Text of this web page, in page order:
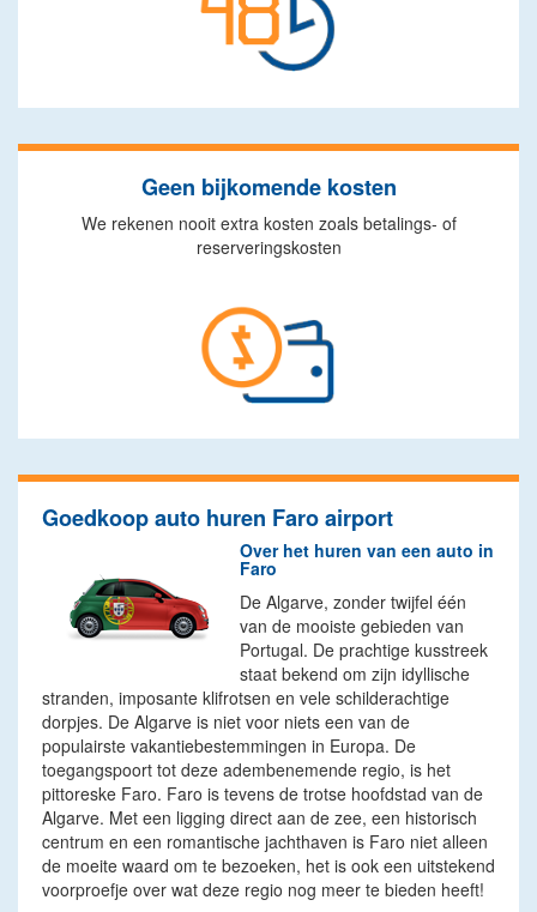
Geen bijkomende kosten
We rekenen nooit extra kosten zoals betalings- of
reserveringskosten
Goedkoop auto huren Faro airport
Over het huren van een auto in
Faro
De Algarve, zonder twijfel één
van de mooiste gebieden van
Portugal. De prachtige kusstreek
staat bekend om zijn idyllische
stranden, imposante klifrotsen en vele schilderachtige
dorpjes. De Algarve is niet voor niets een van de
populairste vakantiebestemmingen in Europa. De
toegangspoort tot deze adembenemende regio, is het
pittoreske Faro. Faro is tevens de trotse hoofdstad van de
Algarve. Met een ligging direct aan de zee, een historisch
centrum en een romantische jachthaven is Faro niet alleen
de moeite waard om te bezoeken, het is ook een uitstekend
voorproefje over wat deze regio nog meer te bieden heeft!